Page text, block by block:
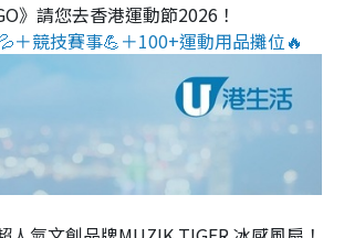
》請您去香港運動節2026！
＋競技賽事💪＋100+運動用品攤位🔥